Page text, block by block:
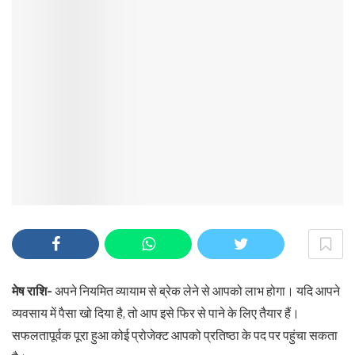
मेष राशि- अपने नियमित व्यायाम से ब्रेक लेने से आपको लाभ होगा। यदि आपने
व्यवसाय में पैसा खो दिया है, तो आप इसे फिर से पाने के लिए तैयार हैं।
सफलतापूर्वक पूरा हुआ कोई प्रोजेक्ट आपको प्रतिष्ठा के पद पर पहुंचा सकता